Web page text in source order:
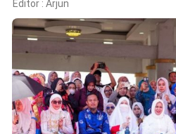
Pendidikan
Peristiwa
Olahraga
Ekonomi
Editor : Arjun